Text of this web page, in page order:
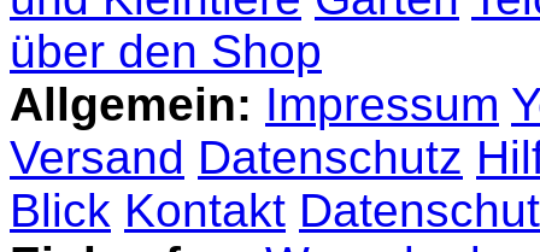
über den Shop
Allgemein: Impressum
Versand Datenschutz
Blick Kontakt